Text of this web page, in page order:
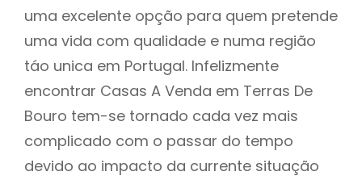
uma excelente opção para quem pretende
uma vida com qualidade e numa região
táo unica em Portugal. Infelizmente
encontrar Casas A Venda em Terras De
Bouro tem-se tornado cada vez mais
complicado com o passar do tempo
devido ao impacto da currente situação